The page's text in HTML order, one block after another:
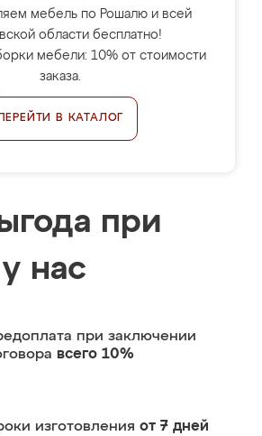
мебель по Рошалю и всей
области бесплатно!
мебели: 10% от стоимости
заказа.
ПЕРЕЙТИ В КАТАЛОГ
при
нас
при заключении
всего 10%
изготовления от 7 дней